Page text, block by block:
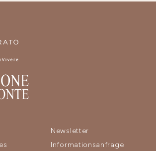
Newsletter
Informationsanfrage